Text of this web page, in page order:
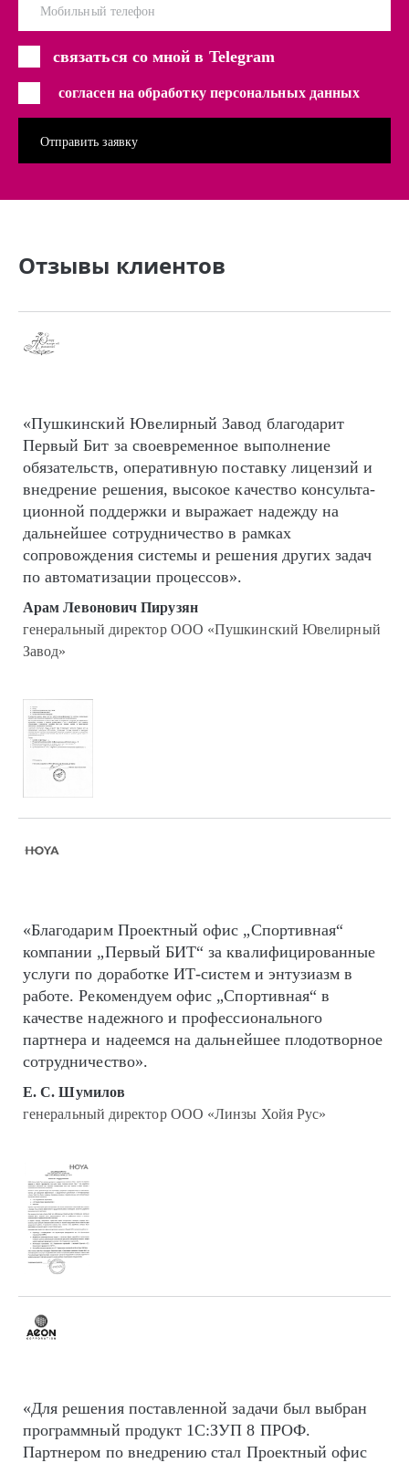
Мобильный телефон
связаться со мной в Telegram
согласен на обработку персональных данных
Отзывы клиентов
«Пушкинский Ювелирный Завод благодарит
Первый Бит за своевременное выполнение
обязательств, оперативную поставку лицензий и
внедрение решения, высокое качество кон­суль­та­
цион­ной поддержки и выражает надежду на
дальнейшее сотрудничество в рамках
сопровождения системы и решения других задач
по автоматизации процессов».
Арам Левонович Пирузян
генеральный директор ООО «Пушкинский Ювелирный
Завод»
«Благодарим Проектный офис „Спортивная“
компании „Первый БИТ“ за квалифицированные
услуги по доработке ИТ-систем и энтузиазм в
работе. Рекомендуем офис „Спортивная“ в
качестве надежного и профессионального
партнера и надеемся на дальнейшее плодотворное
сотрудничество».
Е. С. Шумилов
генеральный директор ООО «Линзы Хойя Рус»
«Для решения поставленной задачи был выбран
программный продукт 1С:ЗУП 8 ПРОФ.
Партнером по внедрению стал Проектный офис